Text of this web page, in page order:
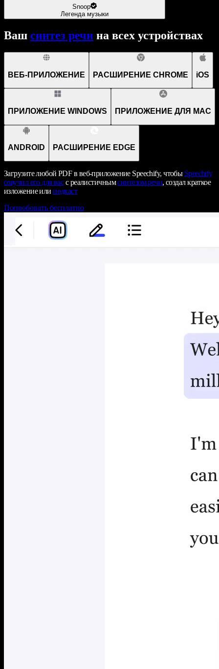
Snoop
Легенда музыки
Ваш синтез речи на всех устройствах
ВЕБ-ПРИЛОЖЕНИЕ РАСШИРЕНИЕ CHROME iOS
ПРИЛОЖЕНИЕ WINDOWS ПРИЛОЖЕНИЕ ДЛЯ MAC
ANDROID РАСШИРЕНИЕ EDGE
Загрузите любой PDF в веб-приложение Speechify, чтобы Speechify
озвучил его для васс реалистичнымсинтезом речи, создал краткое
изложение илиподкаст
Попробовать бесплатно